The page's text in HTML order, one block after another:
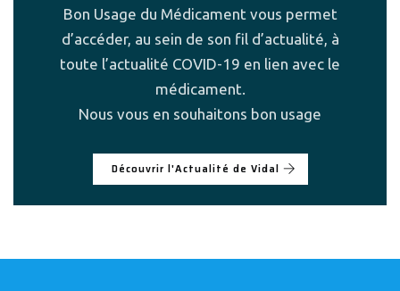
Bon Usage du Médicament vous permet
d’accéder, au sein de son fil d’actualité, à
toute l’actualité COVID-19 en lien avec le
médicament.
Nous vous en souhaitons bon usage
Découvrir l'Actualité de Vidal